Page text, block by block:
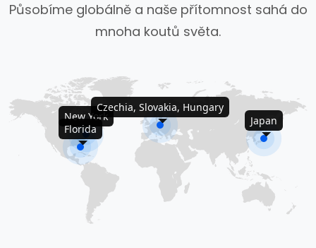
Působíme globálně a naše přítomnost sahá do
mnoha koutů světa.
New York
Florida
Czechia, Slovakia, Hungary
Japan